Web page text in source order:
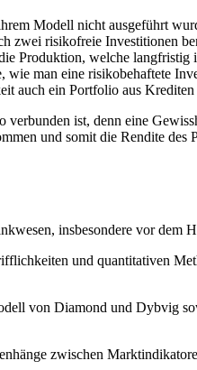
Modell nicht ausgeführt
risikofreie Investitionen
Produktion, welche
man eine risikobehaftete
auch ein Portfolio aus Krediten
ist, denn eine
und somit die Rendite
insbesondere vor dem
und quantitativen
von Diamond und Dybvig
zwischen